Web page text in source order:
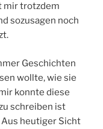
mir trotzdem
sozusagen noch
Geschichten
wollte, wie sie
konnte diese
schreiben ist
heutiger Sicht